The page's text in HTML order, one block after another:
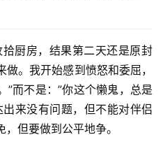
厨房，结果第二天还是原封
。我开始感到愤怒和委屈，
”而不是：”你这个懒鬼，总是
来没有问题，但不能对伴侣
但要做到公平地争。